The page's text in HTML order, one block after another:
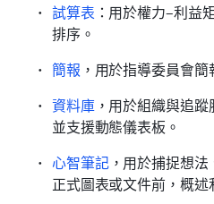
試算表 ：用於權力–利益
排序。
簡報 ，用於指導委員會
資料庫，用於組織與追
並支援動態儀表板。
心智筆記，用於捕捉想法
正式圖表或文件前，概述